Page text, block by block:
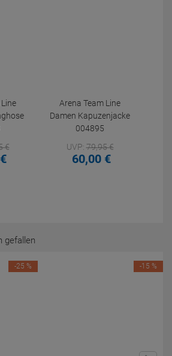
€
€
Arena Team Line
Damen Kapuzenjacke
004895
UVP:79,95€
60,00 €
gefallen
-25 % -15 %